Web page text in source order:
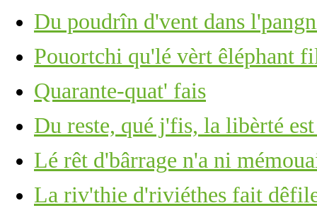
Du poudrîn d'vent dans
Pouortchi qu'lé vèrt êléphant
Quarante-quat' fais
Du reste, qué j'fis, la libèrté
Lé rêt d'bârrage n'a ni
La riv'thie d'riviéthes fait